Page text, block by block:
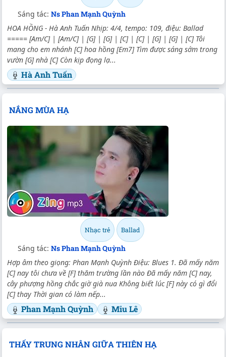
Sáng tác: Ns Phan Mạnh Quỳnh
HOA HỒNG - Hà Anh Tuấn Nhịp: 4/4, tempo: 109, điệu: Ballad
===== [Am/C] | [Am/C] | [G] | [G] | [C] | [C] | [G] | [G] | [C] Tôi
mang cho em nhánh [C] hoa hồng [Em7] Tìm được sáng sớm trong
vườn [G] nhà [C] Còn kịp đọng lạ...
Hà Anh Tuấn
NẮNG MÙA HẠ
Nhạc trẻ Ballad
Sáng tác: Ns Phan Mạnh Quỳnh
Hợp âm theo giọng: Phan Mạnh Quỳnh Điệu: Blues 1. Đã mấy năm
[C] nay tôi chưa về [F] thăm trường lần nào Đã mấy năm [C] nay,
cây phượng hồng chắc giờ già nua Không biết lúc [F] này có gì đổi
[C] thay Thời gian có làm nếp...
Phan Mạnh Quỳnh Miu Lê
THẤY TRUNG NHÂN GIỮA THIÊN HẠ